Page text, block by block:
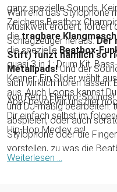
Während das Stylophone
Musikwelt erobert, fordert
Schlagzeuger heraus:Der
Stift) funzt nämlich so richtig auf den elektrischen
Metallpads!Und der Sound, der
sich wirklich hören lassen.
von Retro Electro-Sounds!
ganz spezielle Sounds. Kein Geringerer als MC ZANI, seines
Zeichens Beatbox Champion ganz
die
tragbare
die spezielle Beatbox-
quasi 3 in 1: Drum Kit,
Kenner: Ein Slider wählt aus drei verschiedenen Sound-Kits
aus. Auch Loops kannst Du mit dem genialen
und DJ-mäßig bearbeiten:
abspielen, oder auch
Stylophone oder die Fingerdrums erlebt hat, kann sich
Stylophone Beatbox lässt sich
Aber bevor wir uns hier noch die Finger wund tippen, schau
Dir einfach selbst im folgenden coolen Video das geniale
Hip-Hop Medley an!
Weiterlesen ...